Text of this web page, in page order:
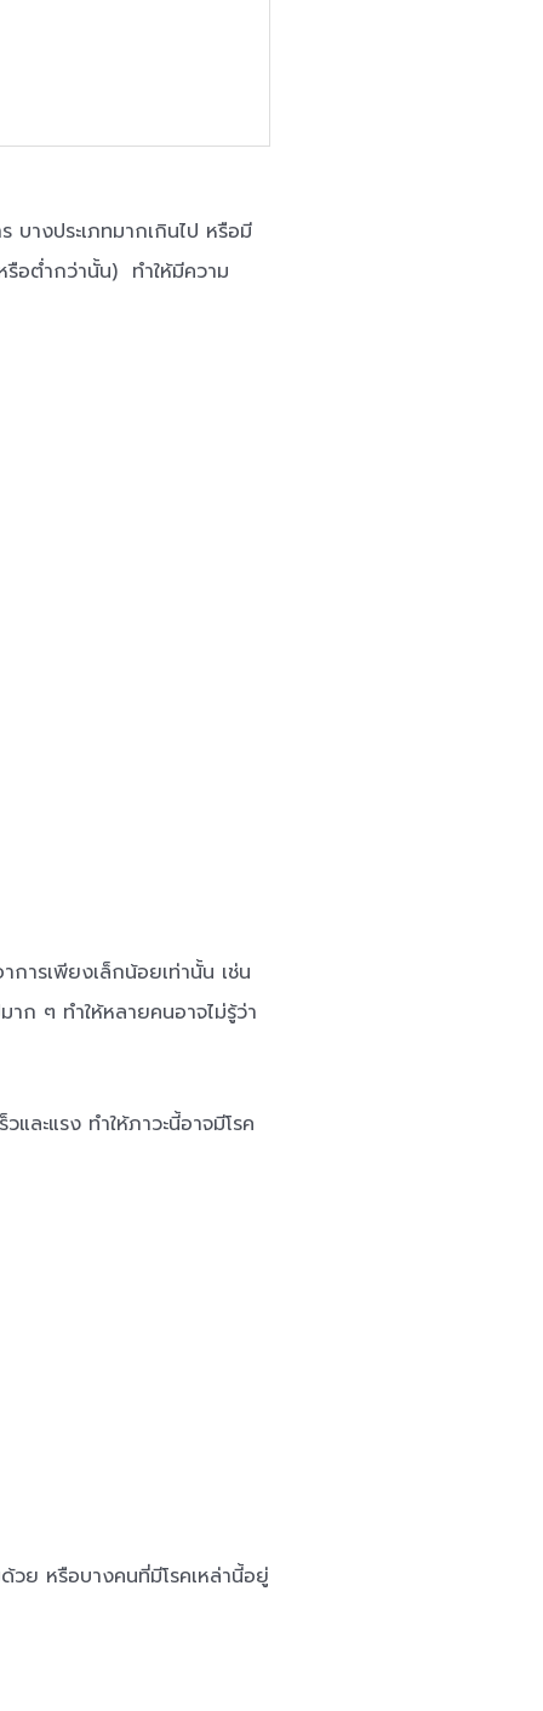
างประเภทมากเกินไป หรือมี
อต่ำกว่านั้น) ทำให้มีความ
ารเพียงเล็กน้อยเท่านั้น เช่น
ก ๆ ทำให้หลายคนอาจไม่รู้ว่า
ละแรง ทำให้ภาวะนี้อาจมีโรค
วย หรือบางคนที่มีโรคเหล่านี้อยู่